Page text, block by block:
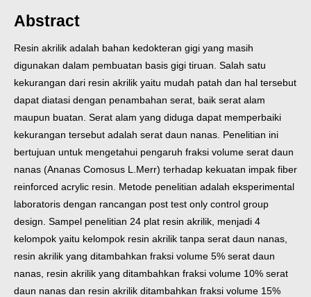
Abstract
Resin akrilik adalah bahan kedokteran gigi yang masih
digunakan dalam pembuatan basis gigi tiruan. Salah satu
kekurangan dari resin akrilik yaitu mudah patah dan hal tersebut
dapat diatasi dengan penambahan serat, baik serat alam
maupun buatan. Serat alam yang diduga dapat memperbaiki
kekurangan tersebut adalah serat daun nanas. Penelitian ini
bertujuan untuk mengetahui pengaruh fraksi volume serat daun
nanas (Ananas Comosus L.Merr) terhadap kekuatan impak fiber
reinforced acrylic resin. Metode penelitian adalah eksperimental
laboratoris dengan rancangan post test only control group
design. Sampel penelitian 24 plat resin akrilik, menjadi 4
kelompok yaitu kelompok resin akrilik tanpa serat daun nanas,
resin akrilik yang ditambahkan fraksi volume 5% serat daun
nanas, resin akrilik yang ditambahkan fraksi volume 10% serat
daun nanas dan resin akrilik ditambahkan fraksi volume 15%